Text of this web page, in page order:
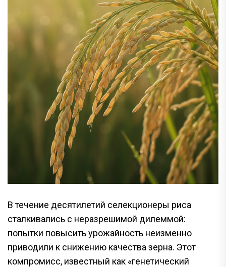
В течение десятилетий селекционеры риса
сталкивались с неразрешимой дилеммой:
попытки повысить урожайность неизменно
приводили к снижению качества зерна. Этот
компромисс, известный как «генетический